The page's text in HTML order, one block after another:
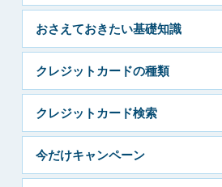
おさえておきたい基礎知識
クレジットカードの種類
クレジットカード検索
今だけキャンペーン